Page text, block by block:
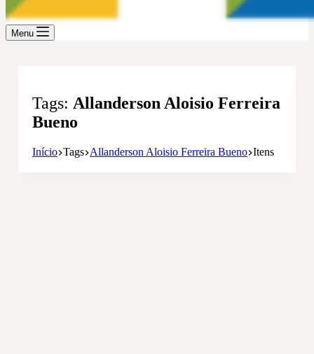
Menu
Tags Allanderson Aloisio Ferreira
Bueno
Início Tags Allanderson Aloisio Ferreira Bueno Itens